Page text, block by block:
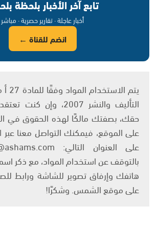
تابع آخر الأخبار بلحظة
أخبار عاجلة · تقارير حصرية · مباشر
انضم للقناة ←
التأليف والنشر 2007،
حقك، بصفتك مالكًا لهذه الحقوق في
على الموقع، فيمكنك التواصل معنا عبر
بالتوقف عن استخدام المواد، مع ذكر
هاتفك وإرفاق تصوير للشاشة ورابط
على موقع الشمس. وشكرًا!